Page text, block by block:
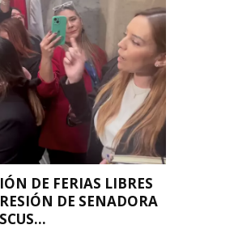
DE FERIAS LIBRES
DE SENADORA